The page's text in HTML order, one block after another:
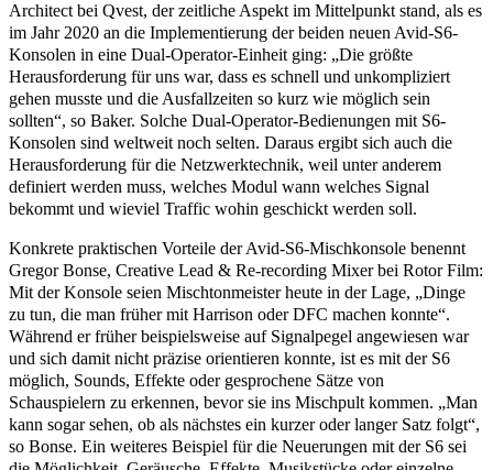
Architect bei Qvest, der zeitliche Aspekt im Mittelpunkt stand, als es
im Jahr 2020 an die Implementierung der beiden neuen Avid-S6-
Konsolen in eine Dual-Operator-Einheit ging: „Die größte
Herausforderung für uns war, dass es schnell und unkompliziert
gehen musste und die Ausfallzeiten so kurz wie möglich sein
sollten“, so Baker. Solche Dual-Operator-Bedienungen mit S6-
Konsolen sind weltweit noch selten. Daraus ergibt sich auch die
Herausforderung für die Netzwerktechnik, weil unter anderem
definiert werden muss, welches Modul wann welches Signal
bekommt und wieviel Traffic wohin geschickt werden soll.
Konkrete praktischen Vorteile der Avid-S6-Mischkonsole benennt
Gregor Bonse, Creative Lead & Re-recording Mixer bei Rotor Film:
Mit der Konsole seien Mischtonmeister heute in der Lage, „Dinge
zu tun, die man früher mit Harrison oder DFC machen konnte“.
Während er früher beispielsweise auf Signalpegel angewiesen war
und sich damit nicht präzise orientieren konnte, ist es mit der S6
möglich, Sounds, Effekte oder gesprochene Sätze von
Schauspielern zu erkennen, bevor sie ins Mischpult kommen. „Man
kann sogar sehen, ob als nächstes ein kurzer oder langer Satz folgt“,
so Bonse. Ein weiteres Beispiel für die Neuerungen mit der S6 sei